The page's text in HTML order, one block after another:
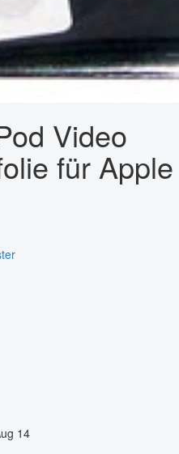
Video
für Apple
14